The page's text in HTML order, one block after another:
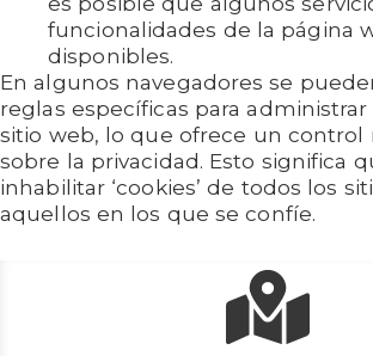
funcionalidades de la página
disponibles.
En algunos navegadores se
reglas específicas para administrar
sitio web, lo que ofrece un control
sobre la privacidad. Esto significa
inhabilitar ‘cookies’ de todos los
aquellos en los que se confíe.